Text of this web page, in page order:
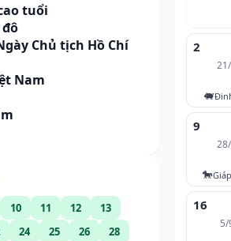
tuổi
Chủ tịch Hồ Chí
Nam
10 11 12
13
24 25 26
28
2
🐖
9
🐎
16
5/